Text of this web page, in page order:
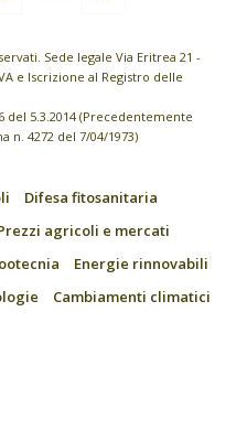
Sede legale Via Eritrea 21 -
e Iscrizione al Registro delle
del 5.3.2014 (Precedentemente
n. 4272 del 7/04/1973)
Difesa fitosanitaria
agricoli e mercati
Energie rinnovabili
Cambiamenti climatici